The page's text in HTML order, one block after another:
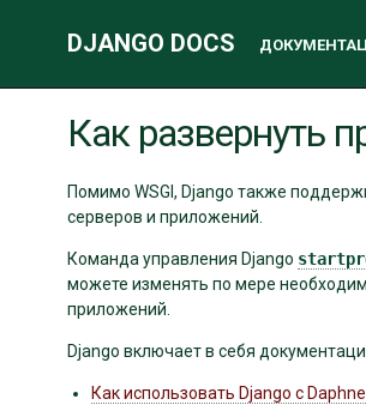
DJANGO DOCS
Как развернуть
Помимо WSGI, Django также
серверов и приложений.
Команда управления Django
можете изменять по мере
приложений.
Django включает в себя
Как использовать Django с Daphne
информация